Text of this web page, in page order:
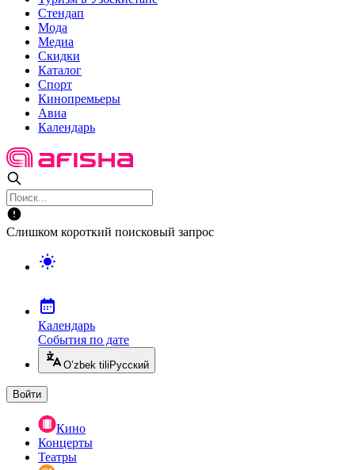
Стендап
Мода
Медиа
Скидки
Каталог
Спорт
Кинопремьеры
Авиа
Календарь
Слишком короткий поисковый запрос
Календарь
События по дате
O’zbek tili Русский
Войти
Кино
Концерты
Театры